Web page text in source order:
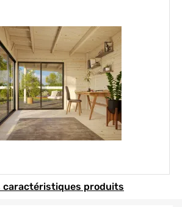
caractéristiques produits